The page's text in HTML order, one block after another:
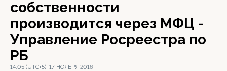
собственности
производится через МФЦ -
Управление Росреестра по
РБ
14:05 (UTC+5), 17 НОЯБРЯ 2016